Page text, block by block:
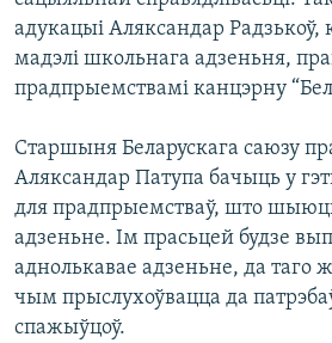
адукацыі Аляксандар Радзькоў,
мадэлі школьнага адзеньня,
прадпрыемствамі канцэрну
Старшыня Беларускага саюзу
Аляксандар Патупа бачыць у
для прадпрыемстваў, што
адзеньне. Ім прасьцей будзе
аднолькавае адзеньне, да таго
чым прыслухоўвацца да
спажыўцоў.